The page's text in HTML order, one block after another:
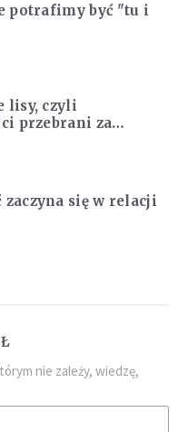
potrafimy być "tu i
lisy, czyli
przebrani za
zaczyna się w relacji
nie zależy, wiedzę,